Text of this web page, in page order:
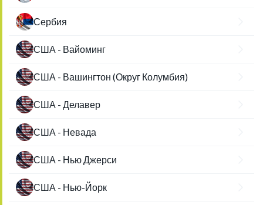
Сербия
США - Вайоминг
США - Вашингтон (Округ Колумбия)
США - Делавер
США - Невада
США - Нью Джерси
США - Нью-Йорк